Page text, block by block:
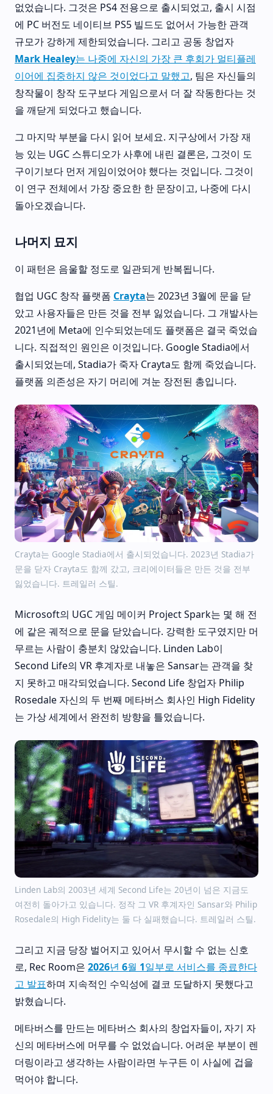
없었습니다. 그것은 PS4 전용으로 출시되었고, 출시 시점
에 PC 버전도 네이티브 PS5 빌드도 없어서 가능한 관객
규모가 강하게 제한되었습니다. 그리고 공동 창업자
Mark Healey는 나중에 자신의 가장 큰 후회가 멀티플레
이어에 집중하지 않은 것이었다고 말했고, 팀은 자신들의
창작물이 창작 도구보다 게임으로서 더 잘 작동한다는 것
을 깨닫게 되었다고 했습니다.
그 마지막 부분을 다시 읽어 보세요. 지구상에서 가장 재
능 있는 UGC 스튜디오가 사후에 내린 결론은, 그것이 도
구이기보다 먼저 게임이었어야 했다는 것입니다. 그것이
이 연구 전체에서 가장 중요한 한 문장이고, 나중에 다시
돌아오겠습니다.
나머지 묘지
이 패턴은 음울할 정도로 일관되게 반복됩니다.
협업 UGC 창작 플랫폼 Crayta는 2023년 3월에 문을 닫
았고 사용자들은 만든 것을 전부 잃었습니다. 그 개발사는
2021년에 Meta에 인수되었는데도 플랫폼은 결국 죽었습
니다. 직접적인 원인은 이것입니다. Google Stadia에서
출시되었는데, Stadia가 죽자 Crayta도 함께 죽었습니다.
플랫폼 의존성은 자기 머리에 겨눈 장전된 총입니다.
Crayta는 Google Stadia에서 출시되었습니다. 2023년 Stadia가
문을 닫자 Crayta도 함께 갔고, 크리에이터들은 만든 것을 전부
잃었습니다. 트레일러 스틸.
Microsoft의 UGC 게임 메이커 Project Spark는 몇 해 전
에 같은 궤적으로 문을 닫았습니다. 강력한 도구였지만 머
무르는 사람이 충분치 않았습니다. Linden Lab이
Second Life의 VR 후계자로 내놓은 Sansar는 관객을 찾
지 못하고 매각되었습니다. Second Life 창업자 Philip
Rosedale 자신의 두 번째 메타버스 회사인 High Fidelity
는 가상 세계에서 완전히 방향을 틀었습니다.
Linden Lab의 2003년 세계 Second Life는 20년이 넘은 지금도
여전히 돌아가고 있습니다. 정작 그 VR 후계자인 Sansar와 Philip
Rosedale의 High Fidelity는 둘 다 실패했습니다. 트레일러 스틸.
그리고 지금 당장 벌어지고 있어서 무시할 수 없는 신호
로, Rec Room은 2026년 6월 1일부로 서비스를 종료한다
고 발표하며 지속적인 수익성에 결코 도달하지 못했다고
밝혔습니다.
메타버스를 만드는 메타버스 회사의 창업자들이, 자기 자
신의 메타버스에 머무를 수 없었습니다. 어려운 부분이 렌
더링이라고 생각하는 사람이라면 누구든 이 사실에 겁을
먹어야 합니다.